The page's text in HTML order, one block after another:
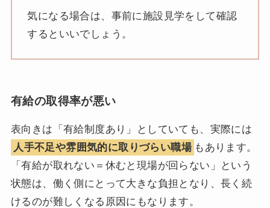
気になる場合は、事前に施設見学をして確認
するといいでしょう。
有給の取得率が悪い
表向きは「有給制度あり」としていても、実際には
人手不足や雰囲気的に取りづらい職場 もあります。
「有給が取れない＝休むと現場が回らない」という
状態は、働く側にとって大きな負担となり、長く続
けるのが難しくなる原因にもなります。